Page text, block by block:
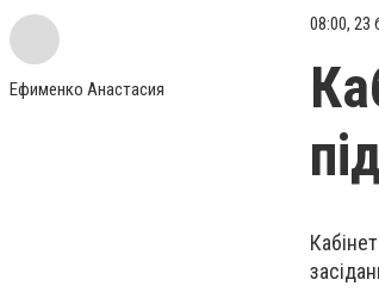
Ефименко Анастасия
08:00, 23